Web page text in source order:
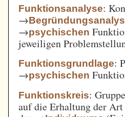
Funktionsanalyse:
→
→psychischen
jeweiligen
Funktionsgrundlage:
→psychischen
Funktionskreis:
auf die Erhaltung der